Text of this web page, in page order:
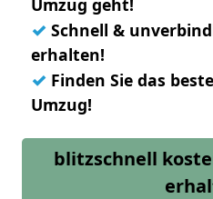
Umzug geht!
✓ Schnell &
erhalten!
✓ Finden Sie das
Umzug!
blitzschnell